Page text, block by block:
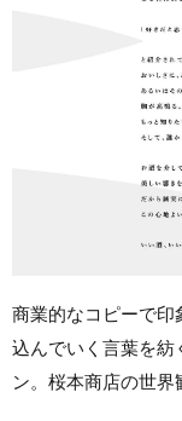
商業的なコピーで印
込んでいく言葉を紡
ン。桜本商店の世界